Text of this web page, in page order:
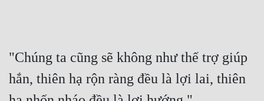
"Chúng ta cũng sẽ không như thế trợ giúp
hắn, thiên hạ rộn ràng đều là lợi lai, thiên